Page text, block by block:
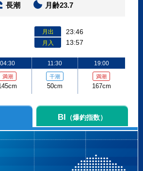
長潮 月齢23.7
月出 23:46
月入 13:57
04:30
満潮
11:30
干潮
50cm
19:00
満潮
167cm
BI （爆釣指数）